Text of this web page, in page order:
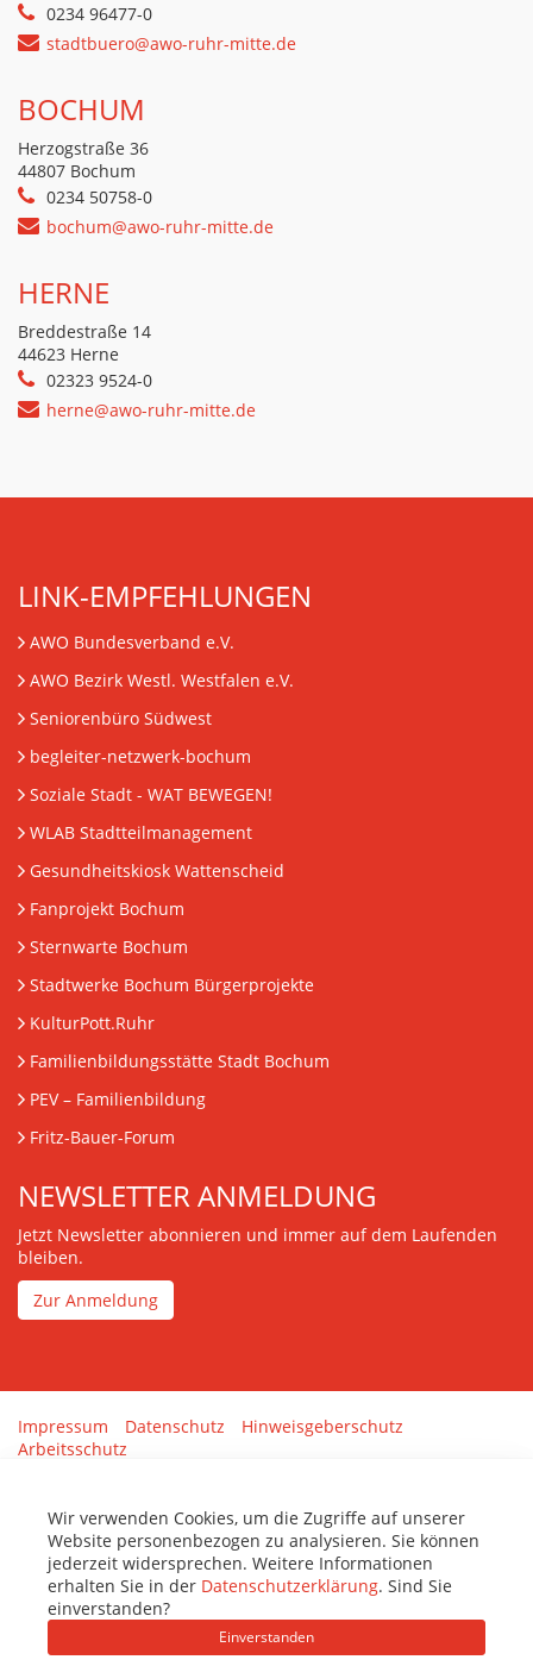
0234 96477-0
stadtbuero@awo-ruhr-mitte.de
BOCHUM
Herzogstraße 36
44807 Bochum
0234 50758-0
bochum@awo-ruhr-mitte.de
HERNE
Breddestraße 14
44623 Herne
02323 9524-0
herne@awo-ruhr-mitte.de
LINK-EMPFEHLUNGEN
AWO Bundesverband e.V.
AWO Bezirk Westl. Westfalen e.V.
Seniorenbüro Südwest
begleiter-netzwerk-bochum
Soziale Stadt - WAT BEWEGEN!
WLAB Stadtteilmanagement
Gesundheitskiosk Wattenscheid
Fanprojekt Bochum
Sternwarte Bochum
Stadtwerke Bochum Bürgerprojekte
KulturPott.Ruhr
Familienbildungsstätte Stadt Bochum
PEV– Familienbildung
Fritz-Bauer-Forum
NEWSLETTER ANMELDUNG
Jetzt Newsletter abonnieren und immer auf dem Laufenden
bleiben.
Zur Anmeldung
Impressum Datenschutz
Hinweisgeberschutz
Arbeitsschutz
Wir verwenden Cookies, um die Zugriffe auf unserer
Website personenbezogen zu analysieren. Sie können
jederzeit widersprechen. Weitere Informationen
erhalten Sie in der Datenschutzerklärung. Sind Sie
einverstanden?
Einverstanden